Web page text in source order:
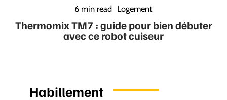
6 min read Logement
Thermomix TM7 : guide pour bien débuter
avec ce robot cuiseur
Habillement